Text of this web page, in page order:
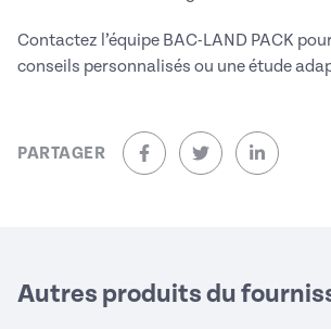
Contactez l’équipe BAC-LAND PACK
conseils personnalisés ou une étude
PARTAGER
sur Facebook (nouvelle
sur Twitter
sur
Autres produits du